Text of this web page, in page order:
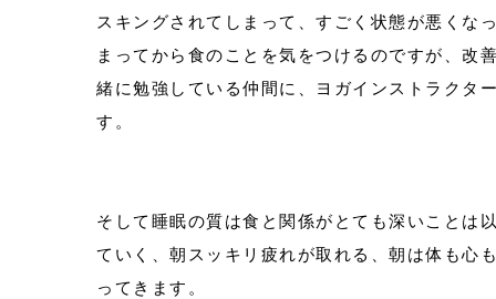
スキングされてしまって、すごく状態が悪くな
まってから食のことを気をつけるのですが、改
緒に勉強している仲間に、ヨガインストラクタ
す。
そして睡眠の質は食と関係がとても深いことは
ていく、朝スッキリ疲れが取れる、朝は体も心
ってきます。